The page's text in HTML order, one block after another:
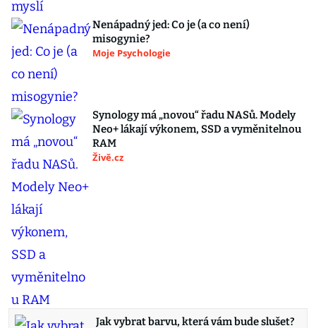
Nenápadný jed: Co je (a co není)
misogynie?
Moje Psychologie
Synology má „novou“ řadu NASů. Modely
Neo+ lákají výkonem, SSD a vyměnitelnou
RAM
Živě.cz
Jak vybrat barvu, která vám bude slušet?